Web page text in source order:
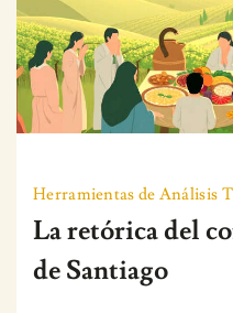
Herramientas de Análisis
La retórica del
de Santiago